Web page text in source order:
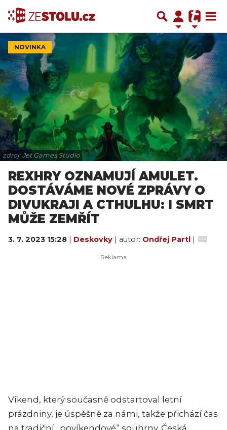
NOVINKA
zdroj: Jet Games Studio
REXHRY OZNAMUJÍ AMULET.
DOSTÁVÁME NOVÉ ZPRÁVY O
DIVUKRAJI A CTHULHU: I SMRT
MŮŽE ZEMŘÍT
3. 7. 2023 15:28 | Deskovky | autor: Ondřej Partl |
Víkend, který současně odstartoval letní
prázdniny, je úspěšně za námi, takže přichází čas
na tradiční „povíkendové“ souhrny. Česká